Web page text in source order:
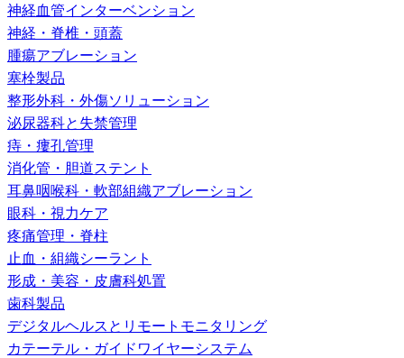
神経血管インターベンション
神経・脊椎・頭蓋
腫瘍アブレーション
塞栓製品
整形外科・外傷ソリューション
泌尿器科と失禁管理
痔・瘻孔管理
消化管・胆道ステント
耳鼻咽喉科・軟部組織アブレーション
眼科・視力ケア
疼痛管理・脊柱
止血・組織シーラント
形成・美容・皮膚科処置
歯科製品
デジタルヘルスとリモートモニタリング
カテーテル・ガイドワイヤーシステム